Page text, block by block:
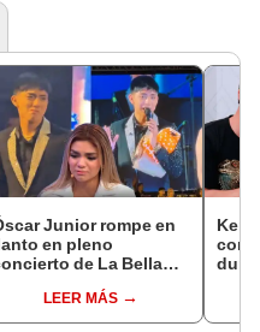
Junior rompe en
en pleno
de La Bella
denuncia de Naldy
LEER MÁS
dura